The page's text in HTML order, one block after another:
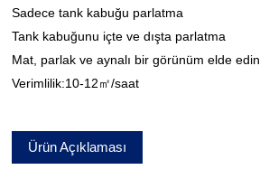
Sadece tank kabuğu parlatma
Tank kabuğunu içte ve dışta parlatma
Mat, parlak ve aynalı bir görünüm elde edin
Verimlilik:10-12㎡/saat
Ürün Açıklaması